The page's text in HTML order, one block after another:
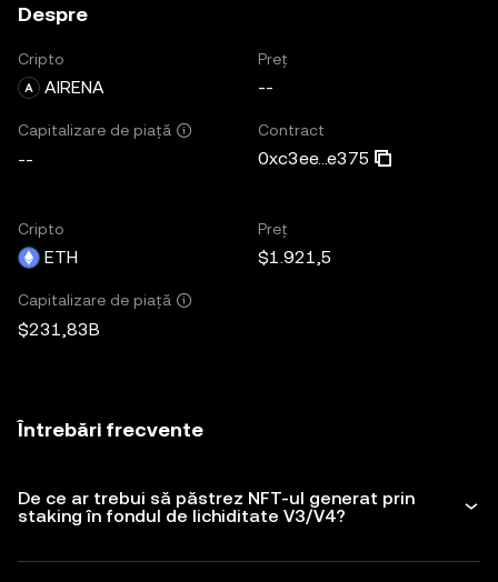
Despre
Cripto
AIRENA
Preț
--
Capitalizare de piață
--
Contract
0xc3ee...e375
Cripto
ETH
Preț
$1.921,5
Capitalizare de piață
$231,83B
Întrebări frecvente
De ce ar trebui să păstrez NFT-ul generat prin
staking în fondul de lichiditate V3/V4?